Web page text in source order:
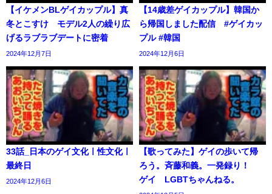
【イケメンBLゲイカップル】真
冬とこすけ モデル2人の繰り広
げるラブラブデートに密着
2024年12月7日
【14歳差ゲイカップル】韓国か
ら帰国しました配信 #ゲイカッ
プル #韓国
2024年12月6日
33話_日本のゲイ文化ㅣ性文化ㅣ
最終日
2024年12月6日
【歌ってみた】ゲイの歩いて帰
ろう。斉藤和義。一発録り！
ゲイ LGBTちゃんねる。